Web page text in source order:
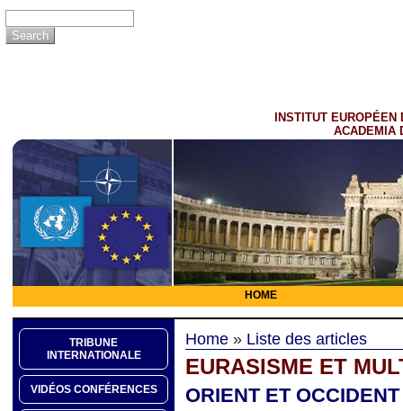
INSTITUT EUROPÉEN
ACADEMIA
HOME
TRIBUNE
INTERNATIONALE
VIDÉOS CONFÉRENCES
Home » Liste des articles
EURASISME ET
ORIENT ET